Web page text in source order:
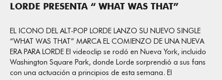
LORDE PRESENTA “ WHAT WAS THAT”
EL ICONO DEL ALT-POP LORDE LANZO SU NUEVO SINGLE
“WHAT WAS THAT” MARCA EL COMIENZO DE UNA NUEVA
ERA PARA LORDE El videoclip se rodó en Nueva York, incluido
Washington Square Park, donde Lorde sorprendió a sus fans
con una actuación a principios de esta semana. El